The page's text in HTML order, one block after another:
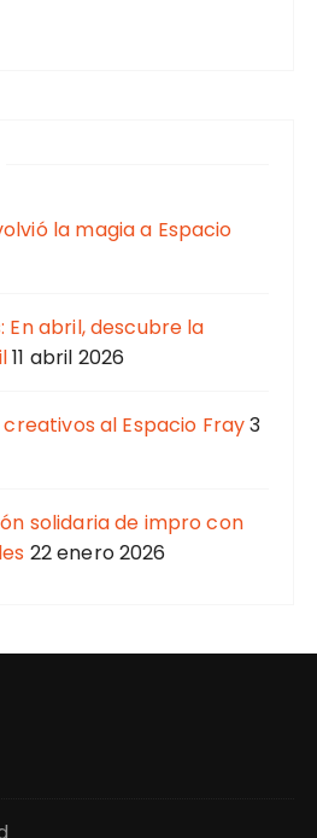
la magia a Espacio
En abril, descubre la
11 abril 2026
al Espacio Fray3
solidaria de impro con
22 enero 2026